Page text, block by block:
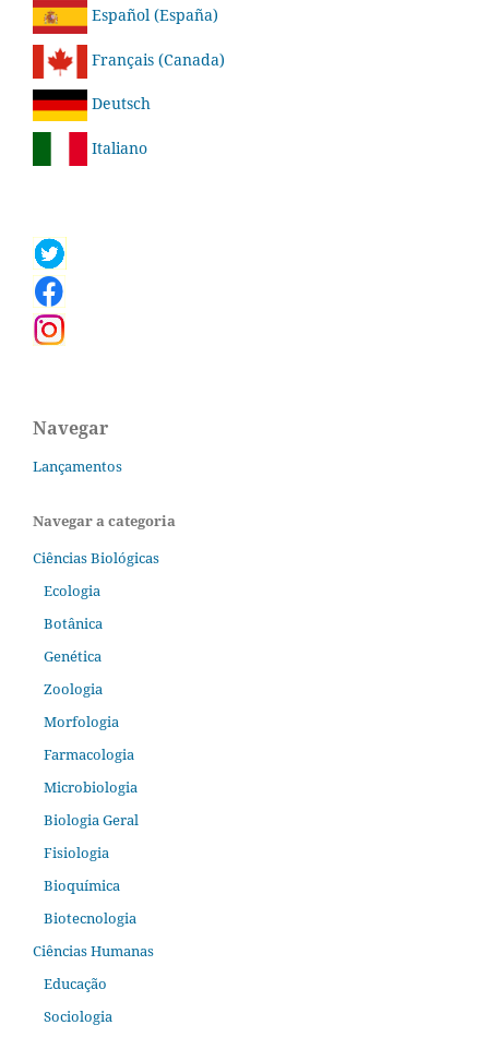
Español (España)
Français (Canada)
Deutsch
Italiano
Navegar
Lançamentos
Navegar a categoria
Ciências Biológicas
Ecologia
Botânica
Genética
Zoologia
Morfologia
Farmacologia
Microbiologia
Biologia Geral
Fisiologia
Bioquímica
Biotecnologia
Ciências Humanas
Educação
Sociologia